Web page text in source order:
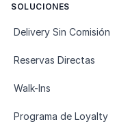
SOLUCIONES
Delivery Sin Comisión
Reservas Directas
Walk-Ins
Programa de Loyalty